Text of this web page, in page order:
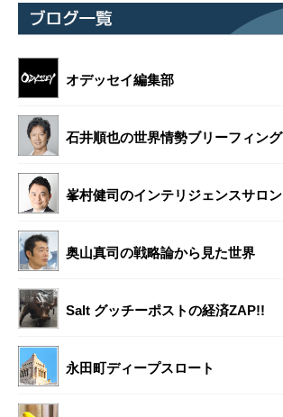
オデッセイ編集部
石井順也の世界情勢ブリーフィング
峯村健司のインテリジェンスサロン
奥山真司の戦略論から見た世界
Salt グッチーポストの経済ZAP!!
永田町ディープスロート